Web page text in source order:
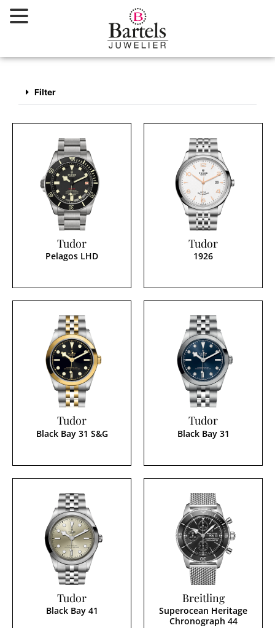
Inhalt
Filter
Tudor
Pelagos LHD
Tudor
1926
Tudor
Black Bay 31 S&G
Tudor
Black Bay 31
Tudor
Black Bay 41
Breitling
Superocean Heritage
Chronograph 44